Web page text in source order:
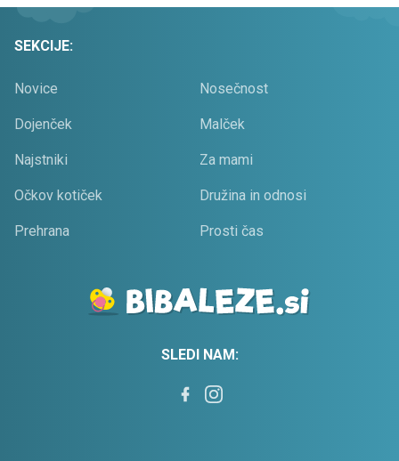
SEKCIJE:
Novice Nosečnost
Dojenček Malček
Najstniki Za mami
Očkov kotiček Družina in odnosi
Prehrana Prosti čas
SLEDI NAM: